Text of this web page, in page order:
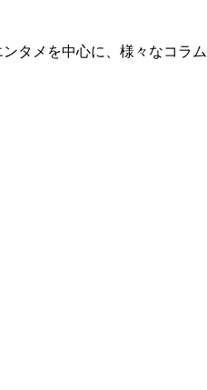
タメを中心に、様々なコラ